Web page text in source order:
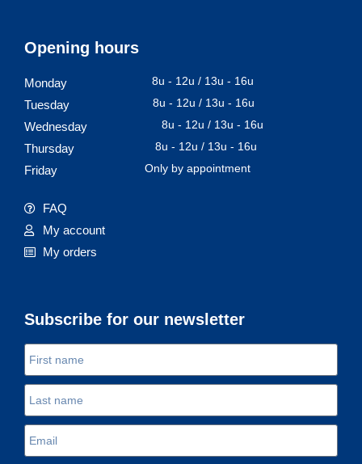
Opening hours
Monday 8u - 12u / 13u - 16u
Tuesday 8u - 12u / 13u - 16u
Wednesday 8u - 12u / 13u - 16u
Thursday 8u - 12u / 13u - 16u
Friday Only by appointment
FAQ
My account
My orders
Subscribe for our newsletter